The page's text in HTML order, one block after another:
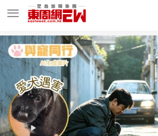
明星名人
東周Ladies